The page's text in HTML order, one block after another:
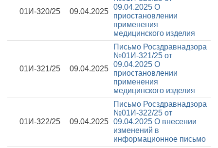
01И-320/25 09.04.2025
09.04.2025 О
приостановлении
применения
медицинского изделия
01И-321/25 09.04.2025
Письмо Росздравнадзора
№01И-321/25 от
09.04.2025 О
приостановлении
применения
медицинского изделия
01И-322/25 09.04.2025
Письмо Росздравнадзора
№01И-322/25 от
09.04.2025 О внесении
изменений в
информационное письмо